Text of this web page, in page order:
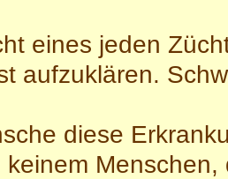
eines jeden
aufzuklären.
diese
keinem